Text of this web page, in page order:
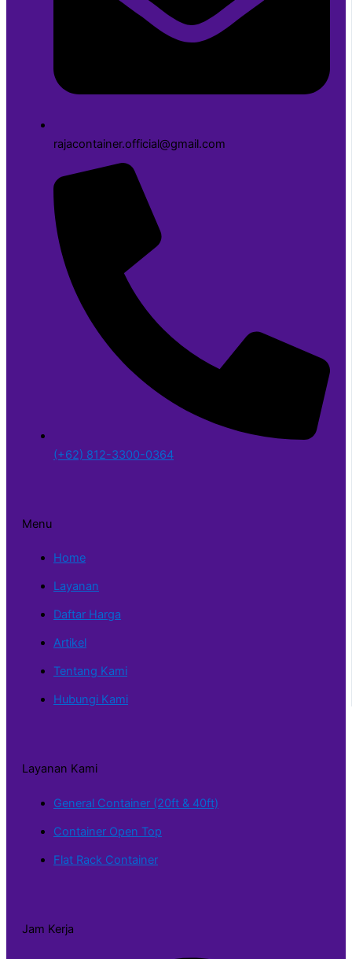
rajacontainer.official@gmail.com
(+62) 812-3300-0364
Menu
Home
Layanan
Daftar Harga
Artikel
Tentang Kami
Hubungi Kami
Layanan Kami
General Container (20ft & 40ft)
Container Open Top
Flat Rack Container
Jam Kerja